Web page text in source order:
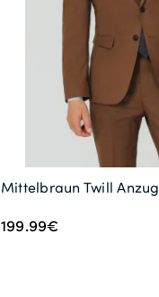
Mittelbraun Twill Anzug
199.99€